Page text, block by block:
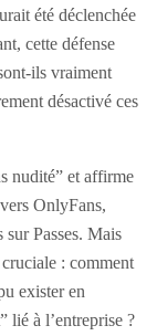
été déclenchée
cette défense
ils vraiment
désactivé ces
nudité” et affirme
OnlyFans,
sur Passes. Mais
: comment
exister en
lié à l’entreprise ?